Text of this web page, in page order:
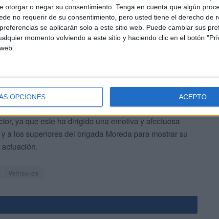
otorgar o negar su consentimiento. Tenga en cuenta que algún
no requerir de su consentimiento, pero usted tiene el derecho de
se aplicarán solo a este sitio web. Puede cambiar sus
momento volviendo a este sitio y haciendo clic en el botón
OPCIONES ACEPTO
enfermo posteriormente, ya que fue atendido por los
hasta el lugar del accidente”, explican desde
ya que este ha dirigido una emotiva y afectuosa
a los superiores del brigada Moreda para mostrar su
Vehículos